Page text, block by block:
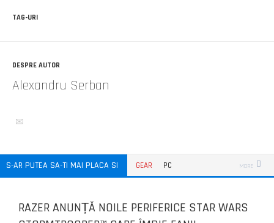
TAG-URI
DESPRE AUTOR
Alexandru Serban
S-AR PUTEA SA-TI MAI PLACA SI GEAR PC MORE
RAZER ANUNȚĂ NOILE PERIFERICE STAR WARS